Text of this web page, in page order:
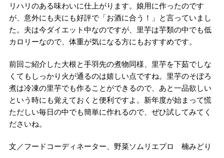
リハリのある味わいに仕上がります。娘用に作ったのです
が、意外にも夫にも好評で「お酒に合う！」と言っていまし
た。夫は今ダイエット中なのですが、里芋は芋類の中でも低
カロリーなので、体重が気になる方にもおすすめです。
前回ご紹介した大根と手羽先の煮物同様、里芋を下茹でしな
くてもしっかり火が通るのは嬉しい点ですね。里芋のそぼろ
煮は冷凍の里芋でも作ることができるので、あと一品欲しい
という時にも覚えておくと便利ですよ。新年度が始まって慌
ただしい毎日の中でも簡単に作れるので、ぜひ試してみてく
ださいね。
文／フードコーディネーター、野菜ソムリエプロ 楠みどり